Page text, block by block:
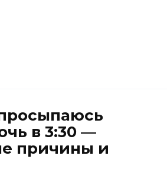
в 3:30 —
причины и